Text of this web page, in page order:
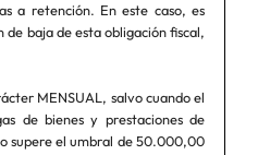
a retención. En este caso, es
baja de esta obligación fiscal,
MENSUAL, salvo cuando el
de bienes y prestaciones de
supere el umbral de 50.000,00